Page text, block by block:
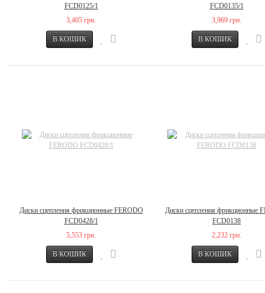
FCD0125/1
3,405 грн.
FCD0135/1
3,969 грн.
Диски сцепления фрикционные FERODO
FCD0428/1
5,553 грн.
Диски сцепления фрикционные
FCD0138
2,232 грн.